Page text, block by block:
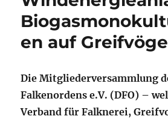
en auf
Die Mitgliederversammlung
Falkenordens e.V. (DFO) –
Verband für Falknerei,